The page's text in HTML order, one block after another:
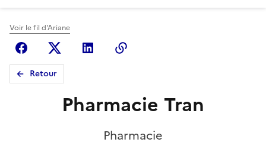
Voir le fil d'Ariane
FacebookX (anciennement Twitter)
Linkedin
Retour
Pharmacie Tran
Pharmacie